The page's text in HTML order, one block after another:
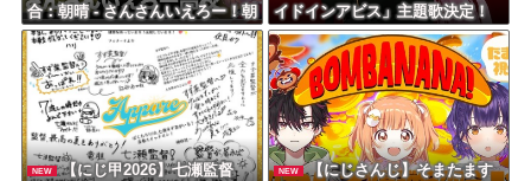
合：朝晴 - さんさんいえろー！朝
晴うおおおおおおおおおお
イドインアビス」主題歌決定！
「Chain of the Abyss」 Kevin
Penkin feat. Mori Calliope
NEW
【にじ甲2026】七瀬監督
NEW
【にじさんじ】そまたます